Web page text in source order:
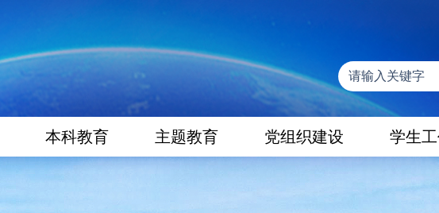
本科教育 主题教育 党组织建设 学生